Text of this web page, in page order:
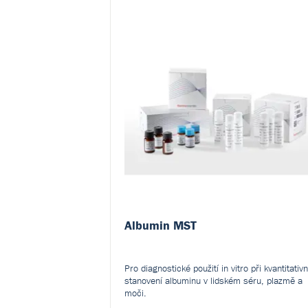
Albumin MST
Pro diagnostické použití in vitro při
stanovení albuminu v lidském séru, plazmě a
moči.